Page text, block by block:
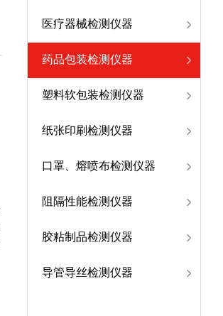
医疗器械检测仪器
药品包装检测仪器
塑料软包装检测仪器
纸张印刷检测仪器
口罩、熔喷布检测仪器
阻隔性能检测仪器
胶粘制品检测仪器
导管导丝检测仪器